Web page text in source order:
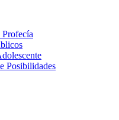
Posibilidades